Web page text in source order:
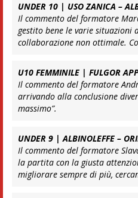
UNDER 10 | USO ZANICA –
Il commento del formatore
gestito bene le varie situazioni
collaborazione non ottimale.
U10 FEMMINILE | FULGOR
Il commento del formatore
arrivando alla conclusione
massimo”.
UNDER 9 | ALBINOLEFFE –
Il commento del formatore
la partita con la giusta
migliorare sempre di più,